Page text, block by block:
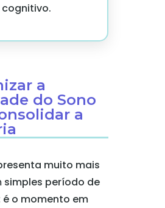
a
do Sono
a
muito mais
simples período de
é o momento em